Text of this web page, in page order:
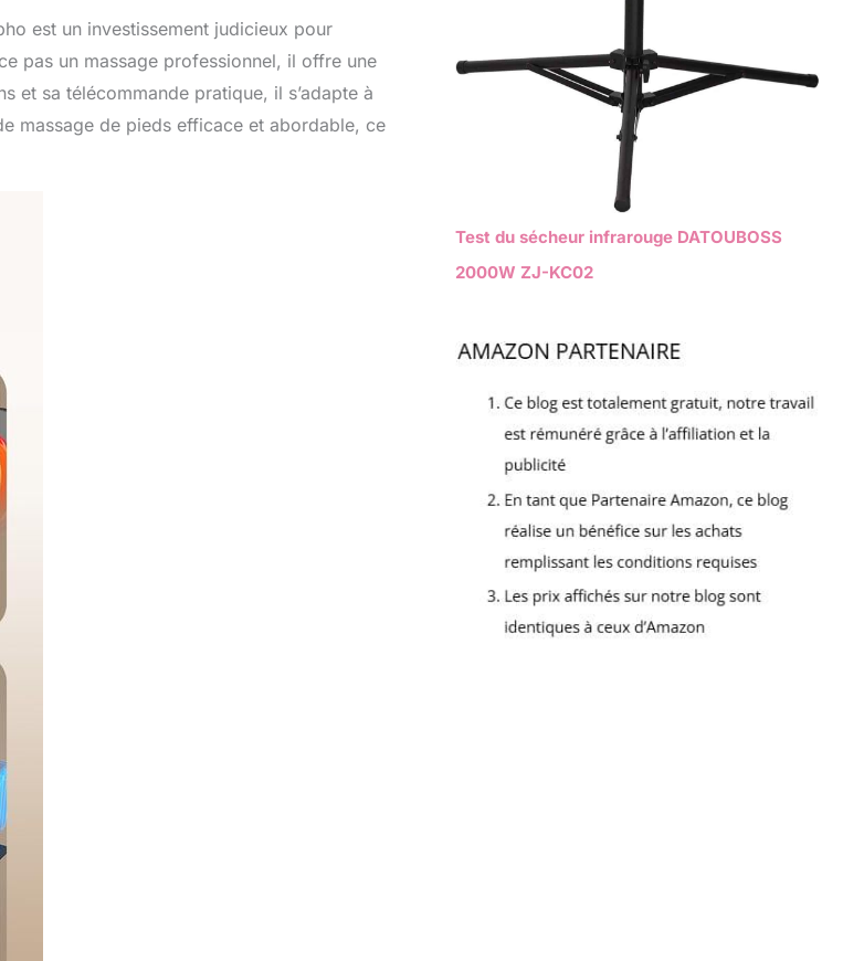
est un investissement judicieux pour
pas un massage professionnel, il offre une
et sa télécommande pratique, il s’adapte à
massage de pieds efficace et abordable, ce
Test du sécheur infrarouge DATOUBOSS
2000W ZJ-KC02